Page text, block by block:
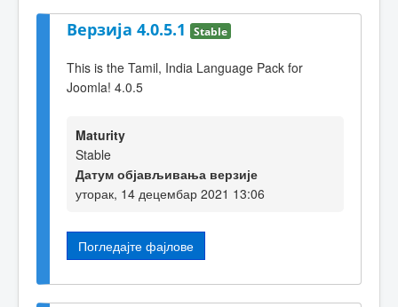
Верзија 4.0.5.1 Stable
This is the Tamil, India Language Pack for
Joomla! 4.0.5
Maturity
Stable
Датум објављивања верзије
уторак, 14 децембар 2021 13:06
Погледајте фајлове